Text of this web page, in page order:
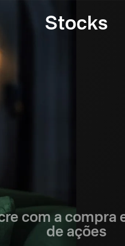
Stocks
com a compra
de ações